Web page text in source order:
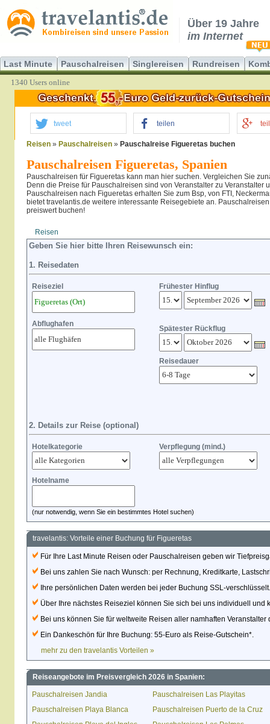
Über 19 Jahre
im Internet
Last Minute Pauschalreisen Singlereisen Rundreisen
1340 Users online
tweet teilen
Reisen » Pauschalreisen » Pauschalreise Figueretas buchen
Pauschalreisen Figueretas, Spanien
Pauschalreisen für Figueretas kann man hier suchen. Vergleichen Sie
Denn die Preise für Pauschalreisen sind von Veranstalter zu Veranstalter
Pauschalreisen nach Figueretas erhalten Sie zum Bsp, von FTI,
bietet travelantis.de weitere interessante Reisegebiete an.
preiswert buchen!
Reisen
Geben Sie hier bitte Ihren Reisewunsch ein:
1. Reisedaten
Reiseziel Frühester Hinflug
Abflughafen
Spätester Rückflug
Reisedauer
2. Details zur Reise (optional)
Hotelkategorie Verpflegung (mind.)
Hotelname
(nur notwendig, wenn Sie ein bestimmtes Hotel suchen)
travelantis: Vorteile einer Buchung für Figueretas
Für Ihre Last Minute Reisen oder Pauschalreisen geben wir
Bei uns zahlen Sie nach Wunsch: per Rechnung, Kreditkarte,
Ihre persönlichen Daten werden bei jeder Buchung SSL-verschlüsselt.
Über Ihre nächstes Reiseziel können Sie sich bei uns individuell und
Bei uns können Sie für weltweite Reisen aller namhaften
Ein Dankeschön für Ihre Buchung: 55-Euro als Reise-Gutschein*.
mehr zu den travelantis Vorteilen »
Reiseangebote im Preisvergleich 2026 in Spanien:
Pauschalreisen Jandia
Pauschalreisen Las Playitas
Pauschalreisen Playa Blanca
Pauschalreisen Puerto de la Cruz